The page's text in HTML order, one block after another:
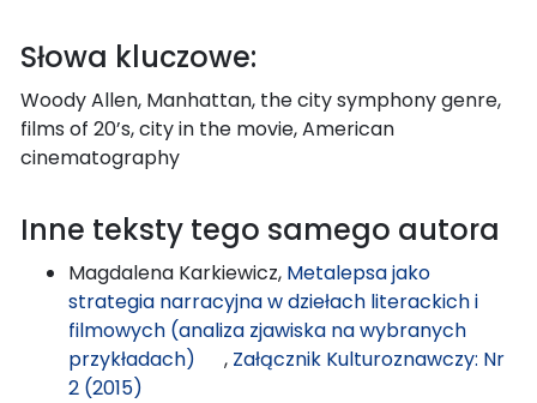
Słowa kluczowe:
Woody Allen, Manhattan, the city symphony genre,
films of 20’s, city in the movie, American
cinematography
Inne teksty tego samego autora
Magdalena Karkiewicz, Metalepsa jako
strategia narracyjna w dziełach literackich i
filmowych (analiza zjawiska na wybranych
przykładach) , Załącznik Kulturoznawczy: Nr
2 (2015)